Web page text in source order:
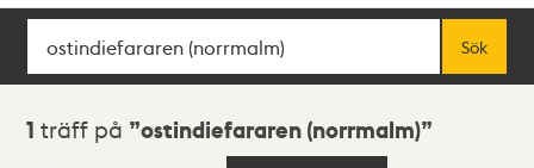
Sök
Sök
Sökresultat
1 träff på ostindiefararen (norrmalm)